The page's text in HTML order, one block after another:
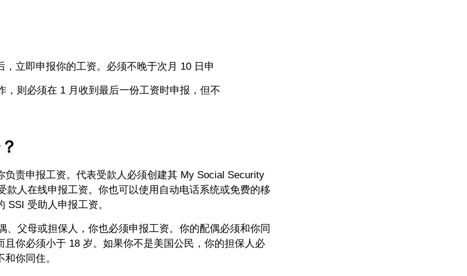
立即申报你的工资。必须不晚于次月 10 日申
，则必须在 1 月收到最后一份工资时申报，但不
负责申报工资。代表受款人必须创建其 My Social Security
款人在线申报工资。你也可以使用自动电话系统或免费的移
SSI 受助人申报工资。
、父母或担保人，你也必须申报工资。你的配偶必须和你同
且你必须小于 18 岁。如果你不是美国公民，你的担保人必
你同住。